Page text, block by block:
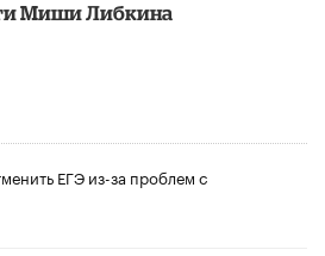
Миши Либкина
ЕГЭ из-за проблем с